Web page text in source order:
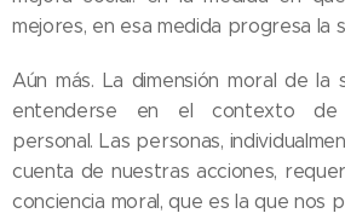
mejores, en esa medida progresa la
Aún más. La dimensión moral de la
entenderse en el contexto de
personal. Las personas,
cuenta de nuestras acciones,
conciencia moral, que es la que nos